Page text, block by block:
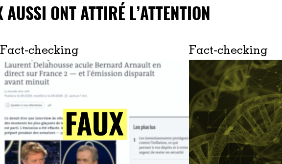
AUSSI ONT ATTIRÉ L’ATTENTION
Fact-checking Fact-checking